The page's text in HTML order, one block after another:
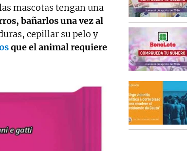
mascotas tengan una
bañarlos una vez al
cepillar su pelo y
que el animal requiere